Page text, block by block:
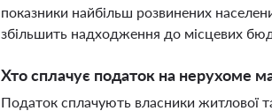
показники найбільш розвинених
збільшить надходження до місцевих
Хто сплачує податок на нерухоме
Податок сплачують власники житлової